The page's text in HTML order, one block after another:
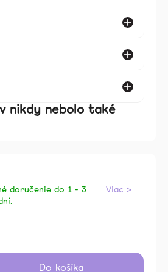
nikdy nebolo také
doručenie do 1 - 3
Viac >
Do košíka